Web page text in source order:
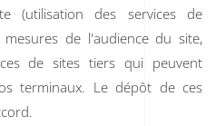
(utilisation des services de
mesures de l'audience du site,
de sites tiers qui peuvent
terminaux. Le dépôt de ces